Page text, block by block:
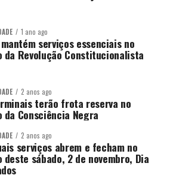
1 ano ago
mantém serviços essenciais no
da Revolução Constitucionalista
2 anos ago
terão frota reserva no
da Consciência Negra
2 anos ago
serviços abrem e fecham no
sábado, 2 de novembro, Dia